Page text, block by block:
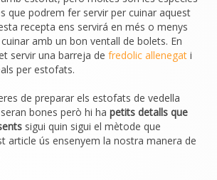
que podrem fer servir per cuinar aquest
recepta ens servirá en més o menys
amb un bon ventall de bolets. En
servir una barreja de fredolic allenegat i
per estofats.
de preparar els estofats de vedella
bones però hi ha petits detalls que
sigui quin sigui el mètode que
article ús ensenyem la nostra manera de